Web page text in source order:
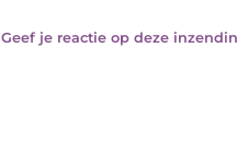
Geef je reactie op deze